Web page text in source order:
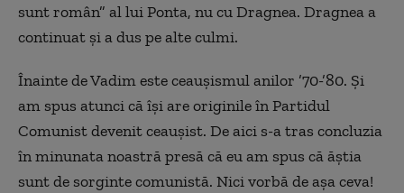
sunt român” al lui Ponta, nu cu Dragnea. Dragnea a
continuat și a dus pe alte culmi.
Înainte de Vadim este ceaușismul anilor ’70-’80. Și
am spus atunci că își are originile în Partidul
Comunist devenit ceaușist. De aici s-a tras concluzia
în minunata noastră presă că eu am spus că ăștia
sunt de sorginte comunistă. Nici vorbă de așa ceva!